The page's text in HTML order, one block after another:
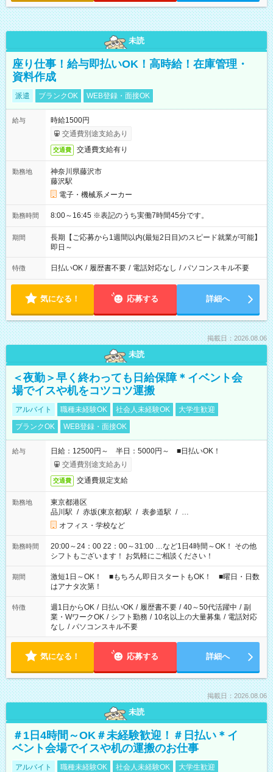
未読
座り仕事！給与即払いOK！高時給！在庫管理・
資料作成
派遣 ブランクOK WEB登録・面接OK
給与
時給1500円
交通費別途支給あり
交通費 交通費支給有り
勤務地
神奈川県藤沢市
藤沢駅
電子・機械系メーカー
勤務時間 8:00～16:45 ※表記のうち実働7時間45分です。
期間
長期【ご応募から1週間以内(最短2日目)のスピード就業が可能】
即日～
特徴 日払いOK / 履歴書不要 / 電話対応なし / パソコンスキル不要
気になる！ 応募する 詳細へ
掲載日：2026.08.06
未読
＜夜勤＞早く終わっても日給保障＊イベント会
場でイスや机をコツコツ運搬
アルバイト 職種未経験OK 社会人未経験OK
大学生歓迎
ブランクOK
WEB登録・面接OK
給与
日給：12500円～ 半日：5000円～ ■日払いOK！
交通費別途支給あり
交通費 交通費規定支給
勤務地
東京都港区
品川駅 / 赤坂(東京都)駅 / 表参道駅 / …
オフィス・学校など
勤務時間
20:00～24：00 22：00～31:00 …など1日4時間～OK！ その他
シフトもございます！ お気軽にご相談ください！
期間
激短1日～OK！ ■もちろん即日スタートもOK！ ■曜日・日数
はアナタ次第！
特徴 週1日からOK / 日払いOK / 履歴書不要 / 40～50代活躍中 / 副
業・WワークOK / シフト勤務 / 10名以上の大量募集 / 電話対応
なし / パソコンスキル不要
気になる！ 応募する 詳細へ
掲載日：2026.08.06
未読
＃1日4時間～OK＃未経験歓迎！＃日払い＊イ
ベント会場でイスや机の運搬のお仕事
アルバイト 職種未経験OK 社会人未経験OK
大学生歓迎